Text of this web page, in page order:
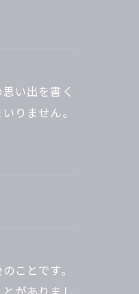
い出を書く
りません。
ことです。